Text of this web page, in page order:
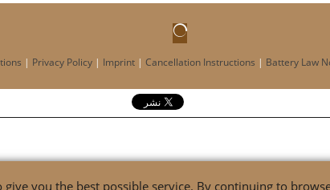
| Privacy Policy | Imprint | Cancellation Instructions | Battery Law
give you the best possible service. By continuing to